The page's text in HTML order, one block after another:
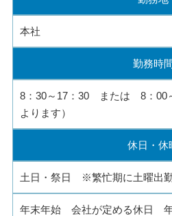
本社
勤務時
8：30～17：30 または 8：00
よります）
休日・休
土日・祭日 ※繁忙期に土曜出
年末年始 会社が定める休日 年